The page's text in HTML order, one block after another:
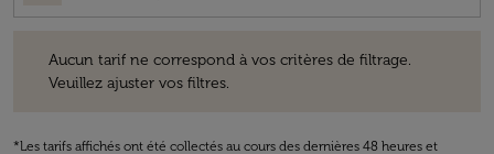
Aucun tarif ne correspond à vos critères de filtrage.
Veuillez ajuster vos filtres.
*Les tarifs affichés ont été collectés au cours des dernières 48 heures et